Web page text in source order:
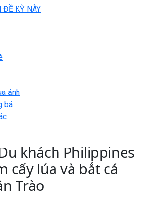
ĐỀ KỲ NÀY
ảnh
bá
khách Philippines
cấy lúa và bắt cá
Trào